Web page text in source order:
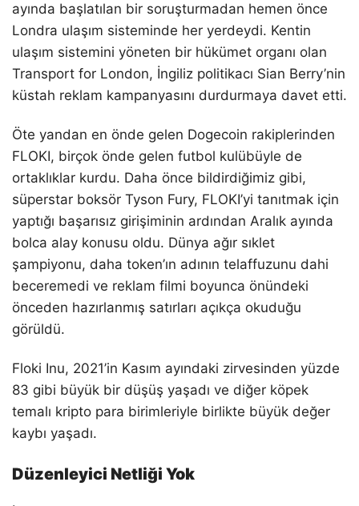
ayında başlatılan bir soruşturmadan hemen önce
Londra ulaşım sisteminde her yerdeydi. Kentin
ulaşım sistemini yöneten bir hükümet organı olan
Transport for London, İngiliz politikacı Sian Berry’nin
küstah reklam kampanyasını durdurmaya davet etti.
Öte yandan en önde gelen Dogecoin rakiplerinden
FLOKI, birçok önde gelen futbol kulübüyle de
ortaklıklar kurdu. Daha önce bildirdiğimiz gibi,
süperstar boksör Tyson Fury, FLOKI’yi tanıtmak için
yaptığı başarısız girişiminin ardından Aralık ayında
bolca alay konusu oldu. Dünya ağır sıklet
şampiyonu, daha token’ın adının telaffuzunu dahi
beceremedi ve reklam filmi boyunca önündeki
önceden hazırlanmış satırları açıkça okuduğu
görüldü.
Floki Inu, 2021’in Kasım ayındaki zirvesinden yüzde
83 gibi büyük bir düşüş yaşadı ve diğer köpek
temalı kripto para birimleriyle birlikte büyük değer
kaybı yaşadı.
Düzenleyici Netliği Yok